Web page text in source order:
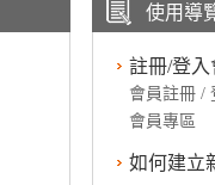
使用導
註冊/登
會員註冊 /
會員專區
如何建立